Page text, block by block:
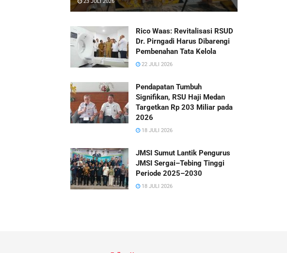
Rico Waas: Revitalisasi RSUD
Dr. Pirngadi Harus Dibarengi
Pembenahan Tata Kelola
22 JULI 2026
Pendapatan Tumbuh
Signifikan, RSU Haji Medan
Targetkan Rp 203 Miliar pada
2026
18 JULI 2026
JMSI Sumut Lantik Pengurus
JMSI Sergai–Tebing Tinggi
Periode 2025–2030
18 JULI 2026